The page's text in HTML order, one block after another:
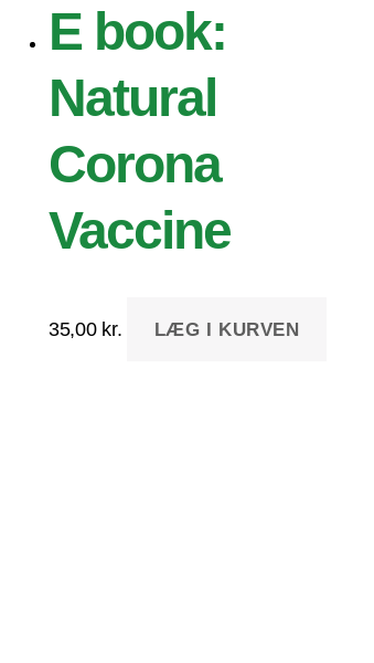
E book:
Natural
Corona
Vaccine
35,00 kr. LÆG I KURVEN